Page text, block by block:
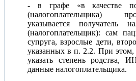
- в графе «в качестве
(налогоплательщика)
указывается получатель
(налогоплательщик): сам
супруга, взрослые дети,
указанных в п. 2.2. При этом,
указать степень родства,
данные налогоплательщика.